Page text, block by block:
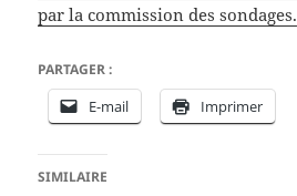
par la commission des sondages.
PARTAGER :
E-mail Imprimer
SIMILAIRE